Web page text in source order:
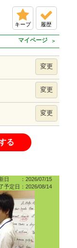
キープ 履歴
マイページ
変更
変更
変更
る
日 ：2026/07/15
予定日：2026/08/14